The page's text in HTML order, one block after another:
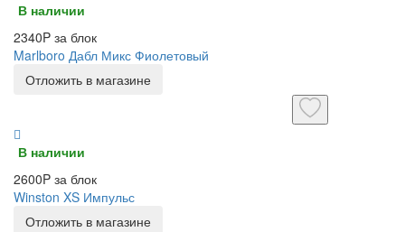
В наличии
2340P за блок
Marlboro Дабл Микс Фиолетовый
Отложить в магазине
В наличии
2600P за блок
Winston XS Импульс
Отложить в магазине